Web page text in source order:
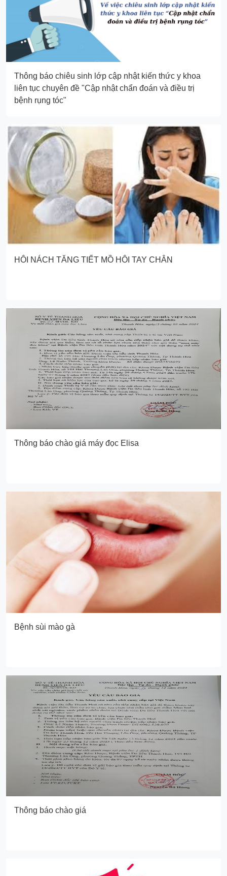
Thông báo chiêu sinh lớp cập nhật kiến thức y khoa
liên tục chuyên đề "Cập nhật chẩn đoán và điều trị
bệnh rụng tóc"
HÔI NÁCH TĂNG TIẾT MỒ HÔI TAY CHÂN
Thông báo chào giá máy đọc Elisa
Bệnh sùi mào gà
Thông báo chào giá